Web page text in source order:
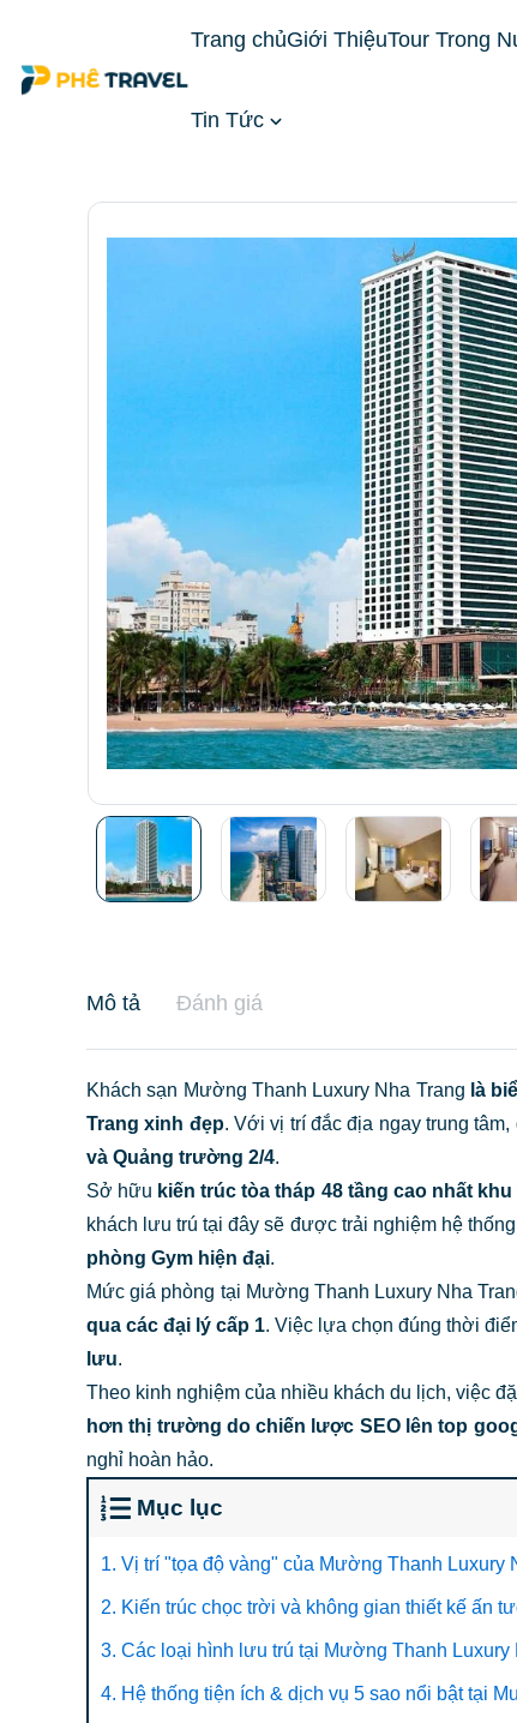
Trang chủGiới ThiệuTour Trong
Tin Tức
Đặt Phòng Khách Sạn
Mô tả Đánh giá
Khách sạn Mường Thanh Luxury Nha Trang là
Trang xinh đẹp. Với vị trí đắc địa ngay trung
và Quảng trường 2/4.
Sở hữu kiến trúc tòa tháp 48 tầng cao nhất
khách lưu trú tại đây sẽ được trải nghiệm hệ
phòng Gym hiện đại.
Mức giá phòng tại Mường Thanh Luxury Nha
qua các đại lý cấp 1. Việc lựa chọn đúng thời
lưu.
Theo kinh nghiệm của nhiều khách du lịch, việc
hơn thị trường do chiến lược SEO lên top
nghỉ hoàn hảo.
Mục lục
1. Vị trí "tọa độ vàng" của Mường Thanh Luxury
2. Kiến trúc chọc trời và không gian thiết kế ấn
3. Các loại hình lưu trú tại Mường Thanh Luxury
4. Hệ thống tiện ích & dịch vụ 5 sao nổi bật tại